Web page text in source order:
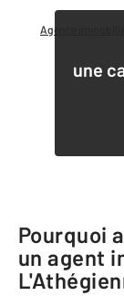
Agence
une
Pourquoi
un agent